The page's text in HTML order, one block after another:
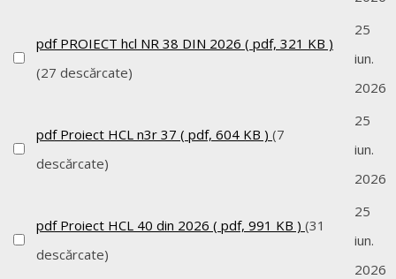
pdf PROIECT hcl NR 38 DIN 2026 ( pdf, 321 KB )
(27 descărcate)
25
iun.
2026
pdf Proiect HCL n3r 37 ( pdf, 604 KB ) (7
descărcate)
25
iun.
2026
pdf Proiect HCL 40 din 2026 ( pdf, 991 KB ) (31
descărcate)
25
iun.
2026